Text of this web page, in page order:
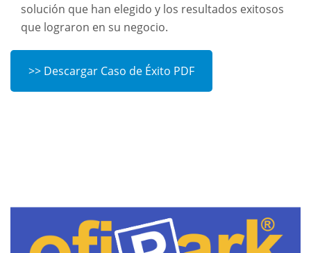
solución que han elegido y los resultados exitosos
que lograron en su negocio.
>> Descargar Caso de Éxito PDF